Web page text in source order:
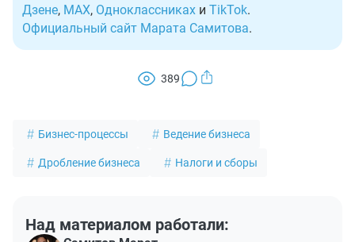
Дзене, MAX, Одноклассниках и TikTok.
Официальный сайт Марата Самитова.
389
Бизнес-процессы Ведение бизнеса
Дробление бизнеса Налоги и сборы
Над материалом работали: